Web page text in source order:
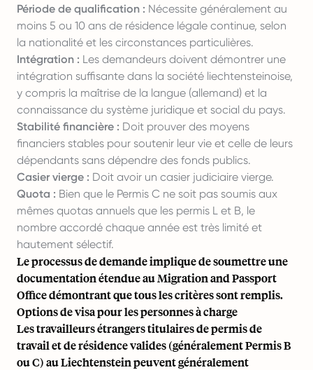
Période de qualification : Nécessite généralement au
moins 5 ou 10 ans de résidence légale continue, selon
la nationalité et les circonstances particulières.
Intégration : Les demandeurs doivent démontrer une
intégration suffisante dans la société liechtensteinoise,
y compris la maîtrise de la langue (allemand) et la
connaissance du système juridique et social du pays.
Stabilité financière : Doit prouver des moyens
financiers stables pour soutenir leur vie et celle de leurs
dépendants sans dépendre des fonds publics.
Casier vierge : Doit avoir un casier judiciaire vierge.
Quota : Bien que le Permis C ne soit pas soumis aux
mêmes quotas annuels que les permis L et B, le
nombre accordé chaque année est très limité et
hautement sélectif.
Le processus de demande implique de soumettre une
documentation étendue au Migration and Passport
Office démontrant que tous les critères sont remplis.
Options de visa pour les personnes à charge
Les travailleurs étrangers titulaires de permis de
travail et de résidence valides (généralement Permis B
ou C) au Liechtenstein peuvent généralement